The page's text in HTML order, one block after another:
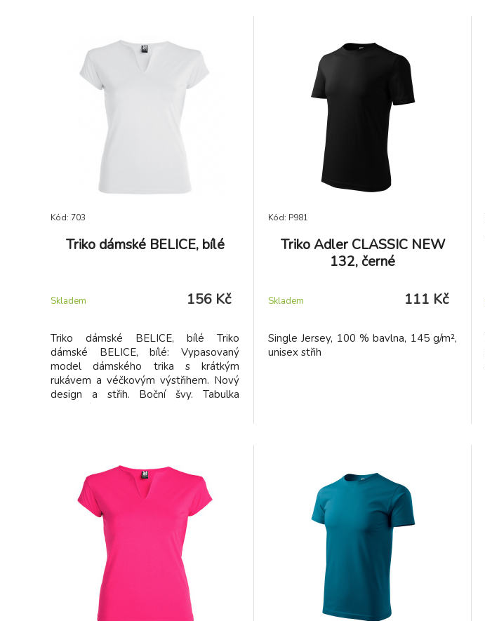
Kód: 703
Triko dámské BELICE, bílé
Skladem 156 Kč
Triko dámské BELICE, bílé Triko
dámské BELICE, bílé: Vypasovaný
model dámského trika s krátkým
rukávem a véčkovým výstřihem. Nový
design a střih. Boční švy. Tabulka
velikostí trička Belice
Kód: P981
Triko Adler CLASSIC NEW
132, černé
Skladem 111 Kč
Single Jersey, 100 % bavlna, 145 g/m²,
unisex střih